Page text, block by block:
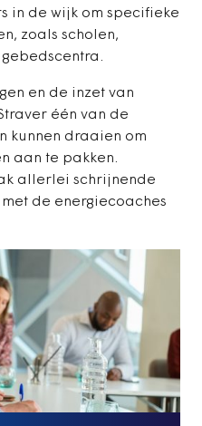
in de wijk om specifieke
zoals scholen,
en de inzet van
één van de
kunnen draaien om
aan te pakken.
allerlei schrijnende
de energiecoaches